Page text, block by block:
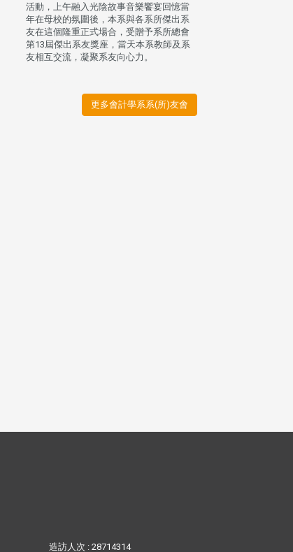
活動，上午融入光陰故事音樂饗宴回憶當
年在母校的氛圍後，本系與各系所傑出系
友在這個隆重正式場合，受贈予系所總會
第13屆傑出系友獎座，當天本系教師及系
友相互交流，凝聚系友向心力。
更多會計學系系(所)友會
造訪人次 : 28714314